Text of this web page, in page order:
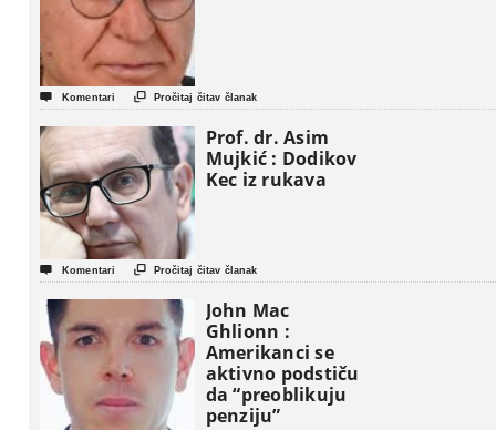
 Komentari  Pročitaj čitav članak
Prof. dr. Asim
Mujkić : Dodikov
Kec iz rukava
 Komentari  Pročitaj čitav članak
John Mac
Ghlionn :
Amerikanci se
aktivno podstiču
da “preoblikuju
penziju”